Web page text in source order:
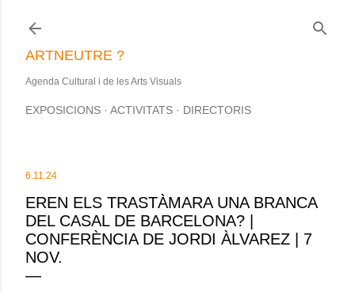
ARTNEUTRE ?
Agenda Cultural i de les Arts Visuals
EXPOSICIONS ACTIVITATS DIRECTORIS
6.11.24
EREN ELS TRASTÀMARA UNA BRANCA
DEL CASAL DE BARCELONA? |
CONFERÈNCIA DE JORDI ÀLVAREZ | 7
NOV.